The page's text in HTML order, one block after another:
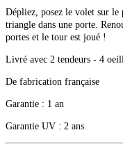
Dépliez, posez le volet sur le
triangle dans une porte.
portes et le tour est joué !
Livré avec 2 tendeurs - 4
De fabrication française
Garantie : 1 an
Garantie UV : 2 ans